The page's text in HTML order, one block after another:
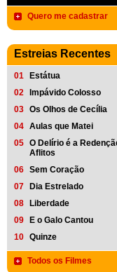
Quero me cadastrar
Estreias Recentes
01
Estátua
02
Impávido Colosso
03 Os Olhos de Cecília
04 Aulas que Matei
05 O Delírio é a
Aflitos
06 Sem Coração
07
Dia Estrelado
08
Liberdade
09
E o Galo Cantou
10 Quinze
Todos os Filmes